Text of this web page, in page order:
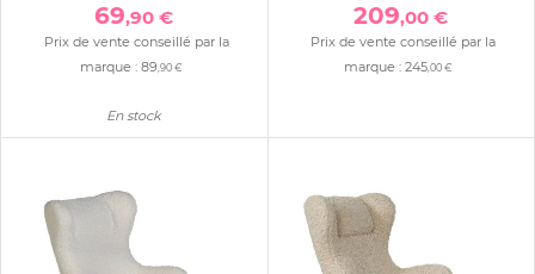
69,90 €
Prix de vente conseillé par la
marque :89,90 €
En stock
209,00 €
Prix de vente conseillé par la
marque :245,00 €